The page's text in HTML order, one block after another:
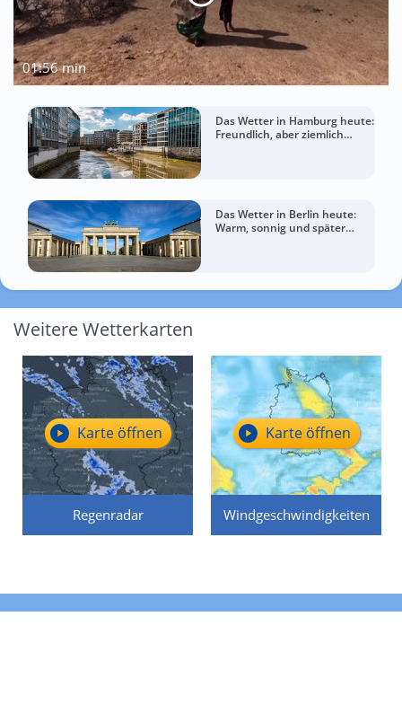
01:56 min
Das Wetter in Hamburg heute:
Freundlich, aber ziemlich
Das Wetter in Berlin heute:
Warm, sonnig und später
Weitere Wetterkarten
Regenradar
Karte öffnen
Windgeschwindigkeiten
Karte öffnen